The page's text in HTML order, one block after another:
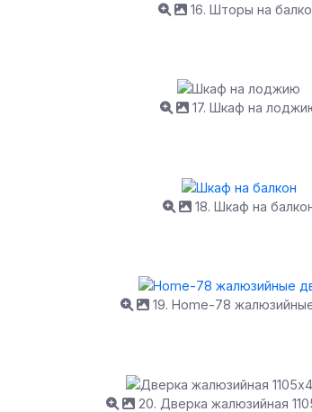
16. Шторы на
17. Шкаф на
18. Шкаф на
19. Home-78
20. Дверка жалюзийная